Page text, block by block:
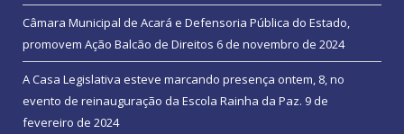
Câmara Municipal de Acará e Defensoria Pública do Estado,
promovem Ação Balcão de Direitos 6 de novembro de 2024
A Casa Legislativa esteve marcando presença ontem, 8, no
evento de reinauguração da Escola Rainha da Paz. 9 de
fevereiro de 2024